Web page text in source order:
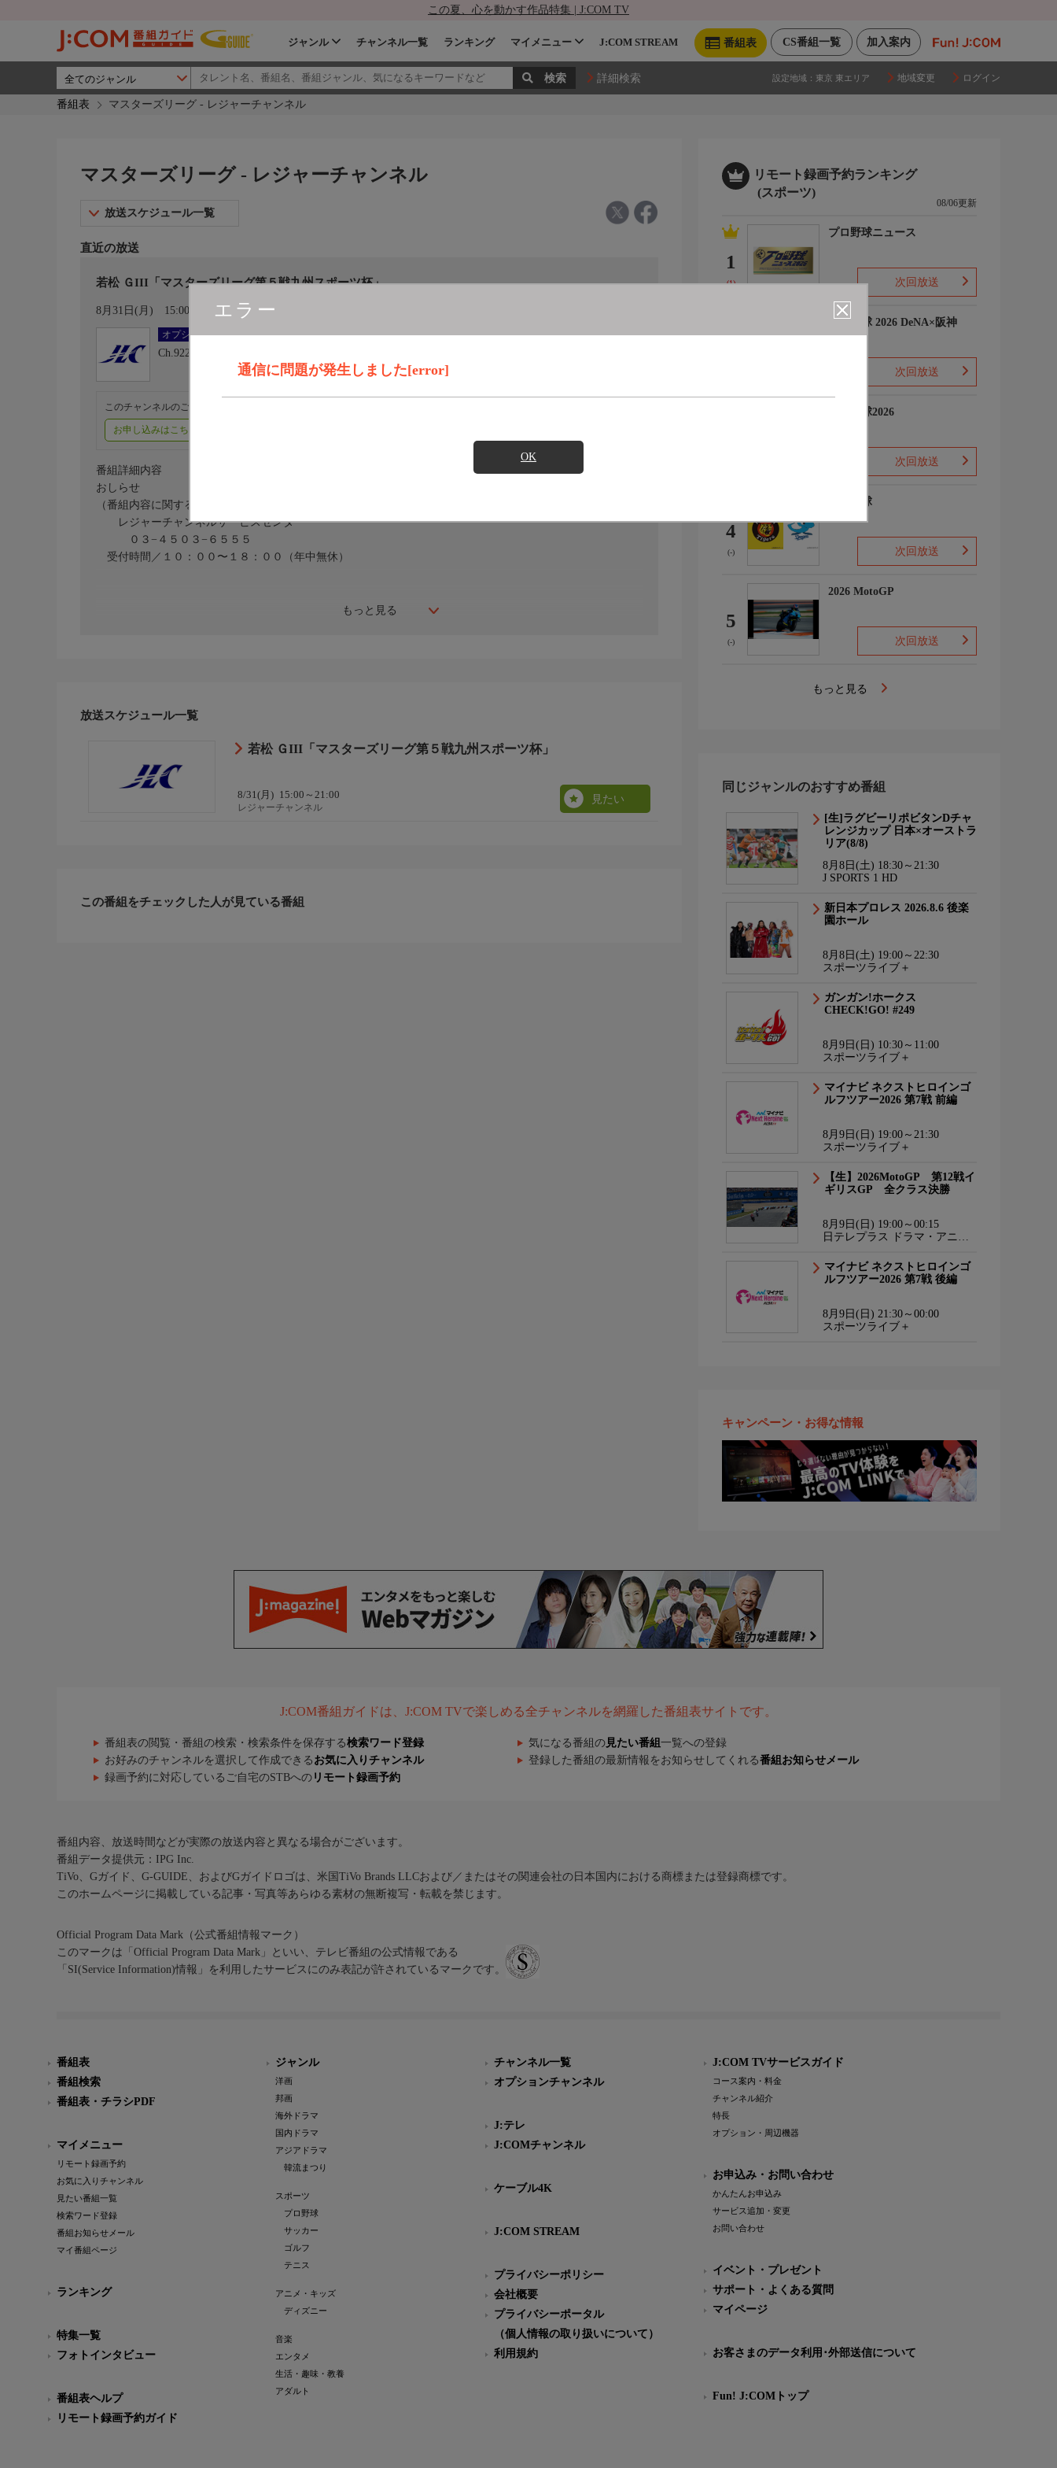
この夏、心を動かす作品特集 | J:COM TV
加入案内
CS番組一覧
番組表
ジャンル チャンネル一覧 ランキング マイメニュー J:COM STREAM
詳細検索 設定地域： 東京 東エリア 地域変更 ログイン
番組表 マスターズリーグ - レジャーチャンネル
エラー
通信に問題が発生しました[error]
OK
マスターズリーグ - レジャーチャンネル
放送スケジュール一覧
直近の放送
若松 ＧIII「マスターズリーグ第５戦九州スポーツ杯」
8月31日(月) 15:00〜21:00 カレンダー登録
オプション
Ch.922
このチャンネルのご視聴には、オプションチャンネル(有料)のご契約が必要となります。
お申し込みはこちら
もっと見る
番組詳細内容
おしらせ
（番組内容に関するお問い合わせは）
レジャーチャンネルサービスセンター
０３−４５０３−６５５５
受付時間／１０：００〜１８：００（年中無休）
放送スケジュール一覧
若松 ＧIII「マスターズリーグ第５戦九州スポーツ杯」
8/31(月) 15:00～21:00
レジャーチャンネル
見たい
この番組をチェックした人が見ている番組
リモート録画予約ランキング
(スポーツ)
08/06更新
1
(1)
プロ野球ニュース
次回放送
プロ野球 2026 DeNA×阪神
次回放送
プロ野球2026
次回放送
4
(-)
プロ野球
次回放送
5
(-)
2026 MotoGP
次回放送
もっと見る
同じジャンルのおすすめ番組
[生]ラグビーリポビタンDチャ
レンジカップ 日本×オーストラ
リア(8/8)
8月8日(土) 18:30～21:30
J SPORTS 1 HD
新日本プロレス 2026.8.6 後楽
園ホール
8月8日(土) 19:00～22:30
スポーツライブ＋
ガンガン!ホークス
CHECK!GO! #249
8月9日(日) 10:30～11:00
スポーツライブ＋
マイナビ ネクストヒロインゴ
ルフツアー2026 第7戦 前編
8月9日(日) 19:00～21:30
スポーツライブ＋
【生】2026MotoGP 第12戦イ
ギリスGP 全クラス決勝
8月9日(日) 19:00～00:15
日テレプラス ドラマ・アニ
マイナビ ネクストヒロインゴ
ルフツアー2026 第7戦 後編
8月9日(日) 21:30～00:00
スポーツライブ＋
キャンペーン・お得な情報
J:COM番組ガイドは、J:COM TVで楽しめる全チャンネルを網羅した番組表サイトです。
番組表の閲覧・番組の検索・検索条件を保存する検索ワード登録 気になる番組の 見たい番組 一覧への登録
お好みのチャンネルを選択して作成できる お気に入りチャンネル 登録した番組の最新情報をお知らせしてくれる番組お知らせメール
録画予約に対応しているご自宅のSTBへの リモート録画予約
番組内容、放送時間などが実際の放送内容と異なる場合がございます。
番組データ提供元：IPG Inc.
TiVo、Gガイド、G-GUIDE、およびGガイドロゴは、米国TiVo Brands LLCおよび／またはその関連会社の日本国内における商標または登録商標です。
このホームページに掲載している記事・写真等あらゆる素材の無断複写・転載を禁じます。
Official Program Data Mark（公式番組情報マーク）
このマークは「Official Program Data Mark」といい、テレビ番組の公式情報である
「SI(Service Information)情報」を利用したサービスにのみ表記が許されているマークです。
番組表
番組検索
番組表・チラシPDF
マイメニュー
リモート録画予約
お気に入りチャンネル
見たい番組一覧
検索ワード登録
番組お知らせメール
マイ番組ページ
ランキング
特集一覧
フォトインタビュー
番組表ヘルプ
リモート録画予約ガイド
ジャンル
洋画
邦画
海外ドラマ
国内ドラマ
アジアドラマ
韓流まつり
スポーツ
プロ野球
サッカー
ゴルフ
テニス
アニメ・キッズ
ディズニー
音楽
エンタメ
生活・趣味・教養
アダルト
チャンネル一覧
オプションチャンネル
J:テレ
J:COMチャンネル
ケーブル4K
J:COM STREAM
プライバシーポリシー
会社概要
プライバシーポータル
（個人情報の取り扱いについて）
利用規約
J:COM TVサービスガイド
コース案内・料金
チャンネル紹介
特長
オプション・周辺機器
お申込み・お問い合わせ
かんたんお申込み
サービス追加・変更
お問い合わせ
イベント・プレゼント
サポート・よくある質問
マイページ
お客さまのデータ利用･外部送信について
Fun! J:COMトップ